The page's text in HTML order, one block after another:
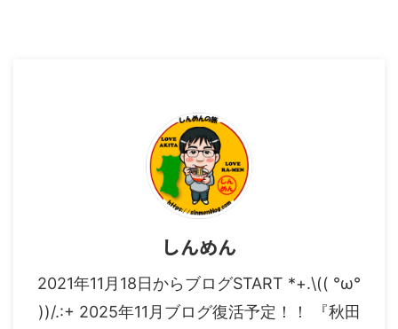
市手形という地域にあり住宅街の
中にあるらーめん屋さんです！
駐車場は、道路挟んでお店の斜め
しんめん
2021年11月18日からブログSTART *+.\(( °ω°
))/.:+ 2025年11月ブログ復活予定！！ 『秋田